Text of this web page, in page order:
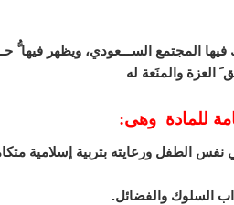
المجتمع الســـعودي، ويظهر فيها
العزة والمنَعة له
للمادة وهى:
نفس الطفل ورعايته بتربية إسلامية
السلوك والفضائل.